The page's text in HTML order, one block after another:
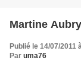
Martine
Publié le 14/07/2011
Par uma76